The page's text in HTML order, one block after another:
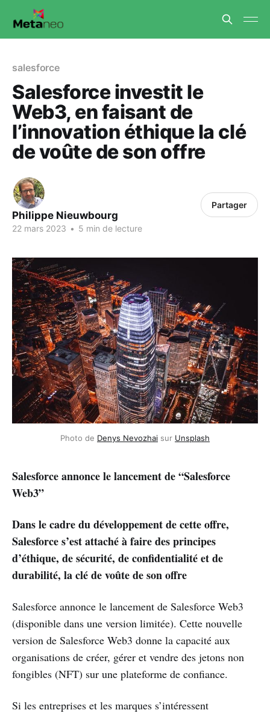
salesforce
Salesforce investit le
Web3, en faisant de
l’innovation éthique la clé
de voûte de son offre
Philippe Nieuwbourg
22 mars 2023 • 5 min de lecture
Partager
Photo de Denys Nevozhai sur Unsplash
Salesforce annonce le lancement de “Salesforce
Web3”
Dans le cadre du développement de cette offre,
Salesforce s’est attaché à faire des principes
d’éthique, de sécurité, de confidentialité et de
durabilité, la clé de voûte de son offre
Salesforce annonce le lancement de Salesforce Web3
(disponible dans une version limitée). Cette nouvelle
version de Salesforce Web3 donne la capacité aux
organisations de créer, gérer et vendre des jetons non
fongibles (NFT) sur une plateforme de confiance.
Si les entreprises et les marques s’intéressent